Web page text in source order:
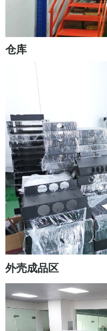
仓库
外壳成品区